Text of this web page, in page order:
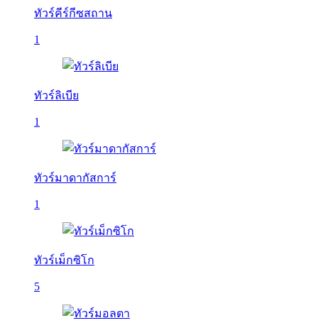
ทัวร์คีร์กีซสถาน
1
ทัวร์ลิเบีย
1
ทัวร์มาดากัสการ์
1
ทัวร์เม็กซิโก
5